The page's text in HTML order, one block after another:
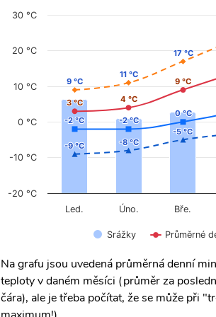
3 °C
3 °C 4 °C
4 °C
9 °C
9 °C
9 °C
9 °C
11 °C
11 °C
17 °C
17 °C
-2 °C
-2 °C -2 °C
-2 °C
0 °C
0 °C
-9 °C
-9 °C -8 °C
-8 °C
-5 °C
-5 °C
Srážky Průměrné
Led. Úno. Bře.
-20 °C
-10 °C
0 °C
10 °C
20 °C
30 °C
Na grafu jsou uvedená průměrná denní
teploty v daném měsíci (průměr za
čára), ale je třeba počítat, že se může při